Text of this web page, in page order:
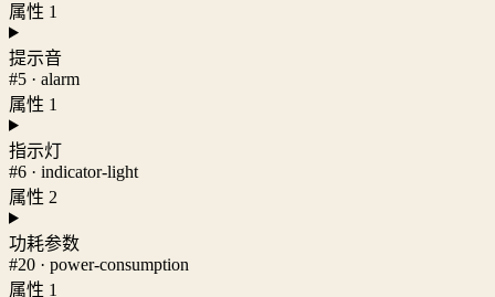
属性 1
提示音
#5 · alarm
属性 1
指示灯
#6 · indicator-light
属性 2
功耗参数
#20 · power-consumption
属性 1